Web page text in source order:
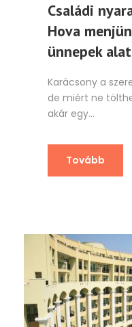
Családi
Hova
ünnepek
Karácsony a
de miért ne
akár egy...
Tovább